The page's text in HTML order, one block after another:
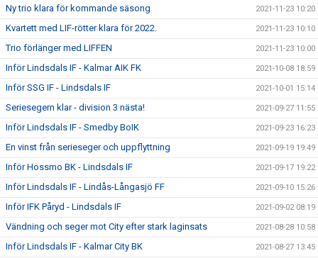
Ny trio klara för kommande säsong 2021-11-23 10:20
Kvartett med LIF-rötter klara för 2022. 2021-11-23 10:10
Trio förlänger med LIFFEN 2021-11-23 10:00
Inför Lindsdals IF - Kalmar AIK FK 2021-10-08 18:59
Inför SSG IF - Lindsdals IF 2021-10-01 15:14
Seriesegern klar - division 3 nästa! 2021-09-27 11:55
Inför Lindsdals IF - Smedby BoIK 2021-09-23 16:23
En vinst från serieseger och uppflyttning 2021-09-19 19:49
Inför Hossmo BK - Lindsdals IF 2021-09-17 19:22
Inför Lindsdals IF - Lindås-Långasjö FF 2021-09-10 15:26
Inför IFK Påryd - Lindsdals IF 2021-09-02 08:19
Vändning och seger mot City efter stark laginsats 2021-08-28 10:58
Inför Lindsdals IF - Kalmar City BK 2021-08-27 13:45